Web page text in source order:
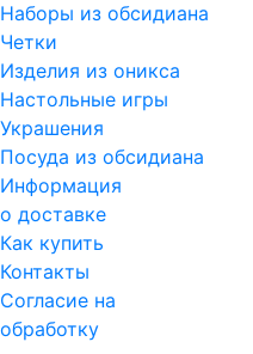
Наборы из обсидиана
Четки
Изделия из оникса
Настольные игры
Украшения
Посуда из обсидиана
Информация
о доставке
Как купить
Контакты
Согласие на
обработку